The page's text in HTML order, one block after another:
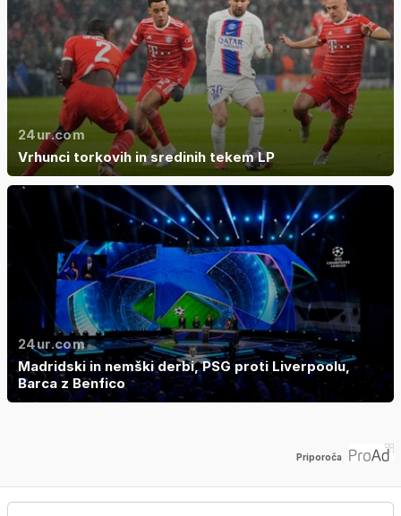
24ur.com
Vrhunci torkovih in sredinih tekem LP
24ur.com
Madridski in nemški derbi, PSG proti Liverpoolu,
Barca z Benfico
Priporoča